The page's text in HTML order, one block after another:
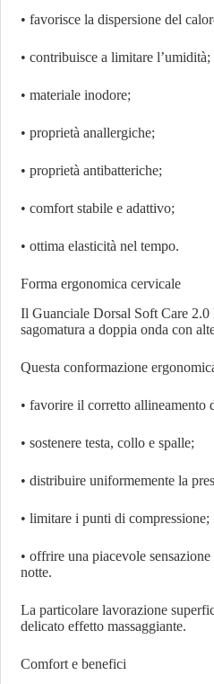
• favorisce la dispersione del
• contribuisce a limitare l’umidità;
• materiale inodore;
• proprietà anallergiche;
• proprietà antibatteriche;
• comfort stabile e adattivo;
• ottima elasticità nel tempo.
Forma ergonomica cervicale
Il Guanciale Dorsal Soft Care 2.0
sagomatura a doppia onda con
Questa conformazione
• favorire il corretto allineamento
• sostenere testa, collo e spalle;
• distribuire uniformemente la
• limitare i punti di compressione;
• offrire una piacevole
notte.
La particolare lavorazione
delicato effetto massaggiante.
Comfort e benefici